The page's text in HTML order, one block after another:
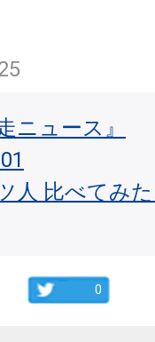
ニュース』
人 比べてみ
0